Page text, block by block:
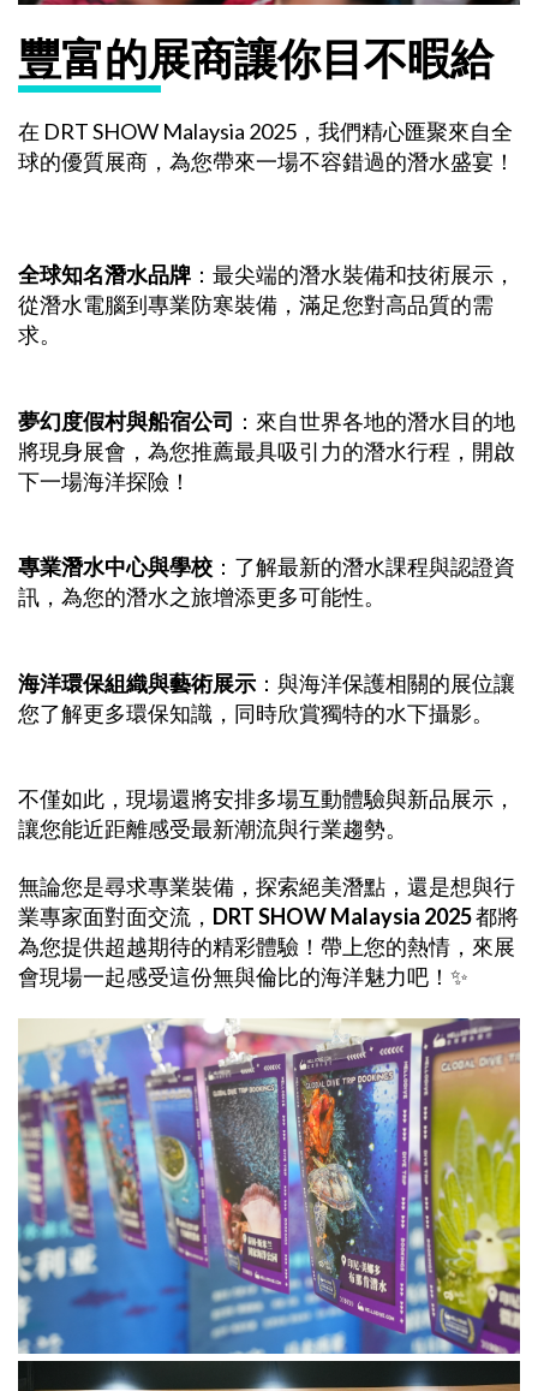
豐富的展商讓你目不暇給
在 DRT SHOW Malaysia 2025，我們精心匯聚來自全
球的優質展商，為您帶來一場不容錯過的潛水盛宴！
全球知名潛水品牌 ：最尖端的潛水裝備和技術展示，
從潛水電腦到專業防寒裝備，滿足您對高品質的需
求。
夢幻度假村與船宿公司 ：來自世界各地的潛水目的地
將現身展會，為您推薦最具吸引力的潛水行程，開啟
下一場海洋探險！
專業潛水中心與學校 ：了解最新的潛水課程與認證資
訊，為您的潛水之旅增添更多可能性。
海洋環保組織與藝術展示 ：與海洋保護相關的展位讓
您了解更多環保知識，同時欣賞獨特的水下攝影。
不僅如此，現場還將安排多場互動體驗與新品展示，
讓您能近距離感受最新潮流與行業趨勢。
無論您是尋求專業裝備，探索絕美潛點，還是想與行
業專家面對面交流， DRT SHOW Malaysia 2025都將
為您提供超越期待的精彩體驗！帶上您的熱情，來展
會現場一起感受這份無與倫比的海洋魅力吧！✨